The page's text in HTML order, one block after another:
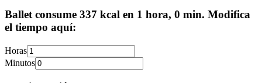
Ballet consume 337 kcal en 1 hora, 0 min. Modifica
el tiempo aquí:
Horas
Minutos